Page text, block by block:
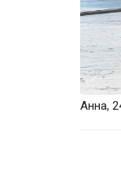
Анна,